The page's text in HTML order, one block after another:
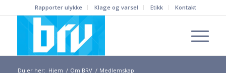
Rapporter ulykke Klage og varsel Etikk Kontakt
Du er her: Hjem / Om BRV / Medlemskap